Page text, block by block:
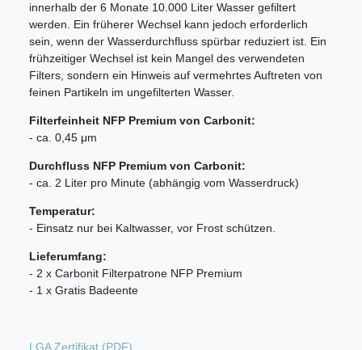
innerhalb der 6 Monate 10.000 Liter Wasser gefiltert
werden. Ein früherer Wechsel kann jedoch erforderlich
sein, wenn der Wasserdurchfluss spürbar reduziert ist. Ein
frühzeitiger Wechsel ist kein Mangel des verwendeten
Filters, sondern ein Hinweis auf vermehrtes Auftreten von
feinen Partikeln im ungefilterten Wasser.
Filterfeinheit NFP Premium von Carbonit:
- ca. 0,45 μm
Durchfluss NFP Premium von Carbonit:
- ca. 2 Liter pro Minute (abhängig vom Wasserdruck)
Temperatur:
- Einsatz nur bei Kaltwasser, vor Frost schützen.
Lieferumfang:
- 2 x Carbonit Filterpatrone NFP Premium
- 1 x Gratis Badeente
LGA Zertifikat (PDF)